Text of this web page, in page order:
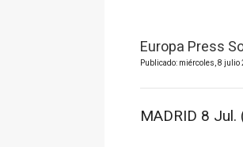
Europa Press
Publicado: miércoles, 8 julio
MADRID 8 Jul.